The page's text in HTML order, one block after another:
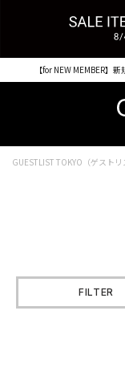
【for NEW MEMBER
GUESTLIST TOKYO（ゲスト
FILTER